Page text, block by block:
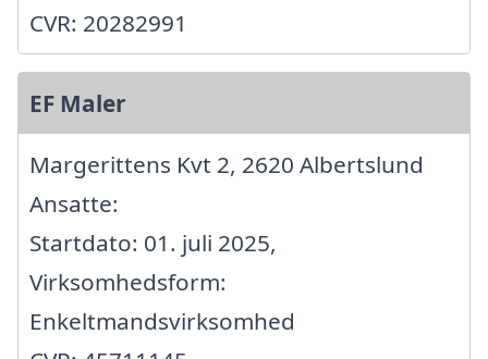
CVR: 20282991
EF Maler
Margerittens Kvt 2, 2620 Albertslund
Ansatte:
Startdato: 01. juli 2025,
Virksomhedsform:
Enkeltmandsvirksomhed